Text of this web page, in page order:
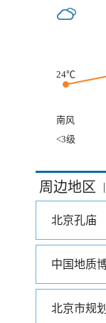
24℃
南风
<3级
周边地区 |
北京孔庙
中国地质
北京市规